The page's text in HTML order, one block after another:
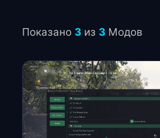
Показано 3 из 3 Модов